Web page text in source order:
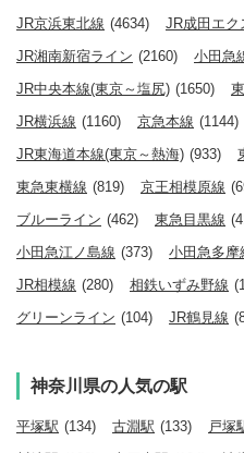
JR京浜東北線 (4634) JR成田エク
JR湘南新宿ライン (2160) 小田急
JR中央本線(東京～塩尻) (1650)
JR横浜線 (1160) 京急本線 (1144)
JR東海道本線(東京～熱海) (933)
東急東横線 (819) 京王相模原線
ブルーライン (462) 東急目黒線
小田急江ノ島線 (373) 小田急多摩
JR相模線 (280) 相鉄いずみ野線
グリーンライン (104) JR鶴見線
神奈川県の人気の駅
平塚駅 (134) 古淵駅 (133) 戸塚